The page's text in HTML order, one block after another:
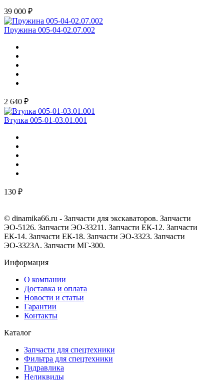
39 000 ₽
Пружина 005-04-02.07.002
2 640 ₽
Втулка 005-01-03.01.001
130 ₽
© dinamika66.ru - Запчасти для экскаваторов. Запчасти
ЭО-5126. Запчасти ЭО-33211. Запчасти ЕК-12. Запчасти
ЕК-14. Запчасти ЕК-18. Запчасти ЭО-3323. Запчасти
ЭО-3323А. Запчасти МГ-300.
Информация
О компании
Доставка и оплата
Новости и статьи
Гарантии
Контакты
Каталог
Запчасти для спецтехники
Фильтра для спецтехники
Гидравлика
Неликвиды